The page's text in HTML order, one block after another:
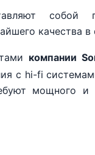
собой
качества
компании
с hi-fi
мощного и